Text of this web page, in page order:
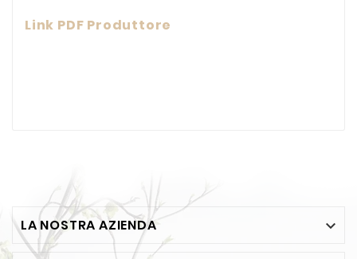
Link PDF Produttore
LA NOSTRA AZIENDA 